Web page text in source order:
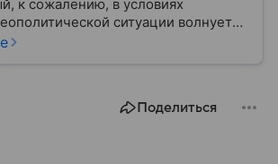
к сожалению, в условиях
ситуации волнует
В материале мы рассказываем,
Поделиться